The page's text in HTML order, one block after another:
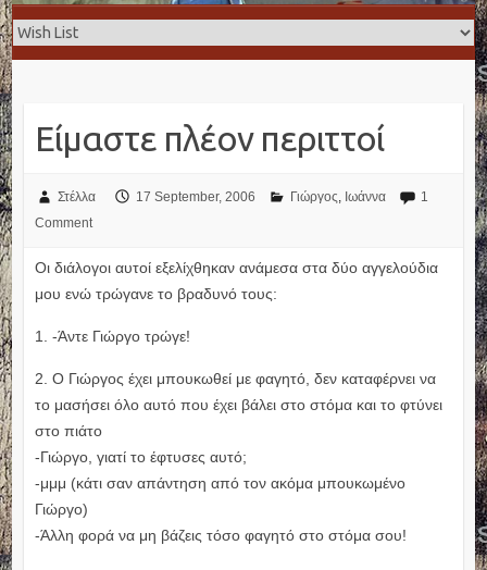
Είμαστε πλέον περιττοί
Στέλλα 17 September, 2006 Γιώργος Ιωάννα
1
Comment
Οι διάλογοι αυτοί εξελίχθηκαν ανάμεσα στα δύο αγγελούδια
μου ενώ τρώγανε το βραδυνό τους:
1. -Άντε Γιώργο τρώγε!
2. Ο Γιώργος έχει μπουκωθεί με φαγητό, δεν καταφέρνει να
το μασήσει όλο αυτό που έχει βάλει στο στόμα και το φτύνει
στο πιάτο
-Γιώργο, γιατί το έφτυσες αυτό;
-μμμ (κάτι σαν απάντηση από τον ακόμα μπουκωμένο
Γιώργο)
-Άλλη φορά να μη βάζεις τόσο φαγητό στο στόμα σου!